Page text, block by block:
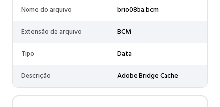
Nome do arquivo
brio08ba.bcm
Extensão de arquivo
BCM
Tipo
Data
Descrição
Adobe Bridge Cache